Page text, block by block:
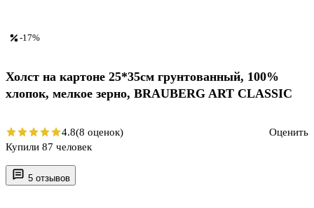
5 отзывов
-17%
Холст на картоне 25*35см грунтованный, 100%
хлопок, мелкое зерно, BRAUBERG ART CLASSIC
4.8(8 оценок)
Оценить
Купили 87 человек